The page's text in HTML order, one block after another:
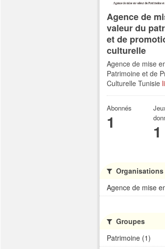
Agence de
valeur du
et de
culturelle
Agence de mise
Patrimoine et de
Culturelle Tunisie
Abonnés
1 1
Organisations
Agence de mise
Groupes
Patrimoine (1)